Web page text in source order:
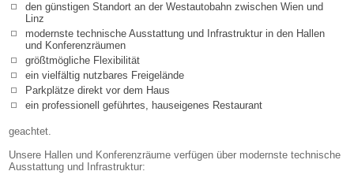
den günstigen Standort an der Westautobahn zwischen Wien und
Linz
modernste technische Ausstattung und Infrastruktur in den Hallen
und Konferenzräumen
größtmögliche Flexibilität
ein vielfältig nutzbares Freigelände
Parkplätze direkt vor dem Haus
ein professionell geführtes, hauseigenes Restaurant
geachtet.
Unsere Hallen und Konferenzräume verfügen über modernste technische
Ausstattung und Infrastruktur: